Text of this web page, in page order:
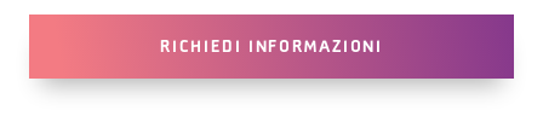
RICHIEDI INFORMAZIONI